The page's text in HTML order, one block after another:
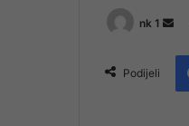
nk 1
Podijeli